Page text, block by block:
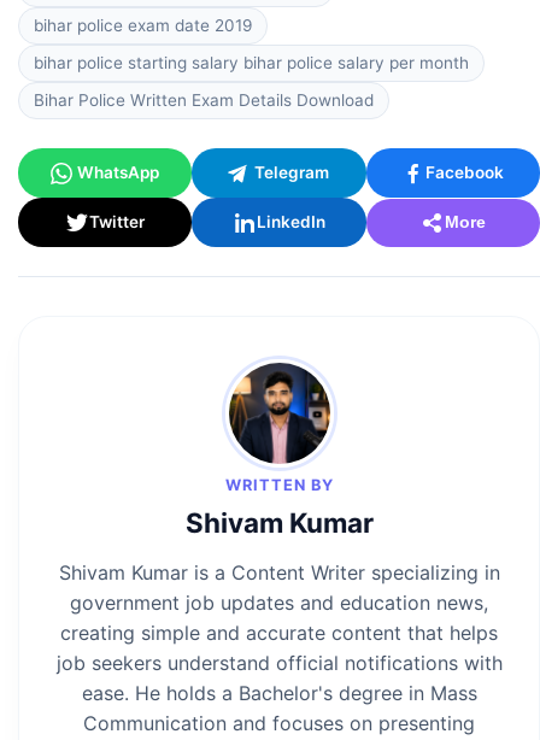
bihar police exam date 2019
bihar police starting salary bihar police salary per month
Bihar Police Written Exam Details Download
WhatsApp Telegram Facebook
Twitter LinkedIn More
WRITTEN BY
Shivam Kumar
Shivam Kumar is a Content Writer specializing in
government job updates and education news,
creating simple and accurate content that helps
job seekers understand official notifications with
ease. He holds a Bachelor's degree in Mass
Communication and focuses on presenting